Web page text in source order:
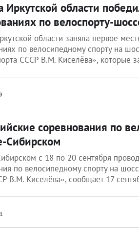
Иркутской области
по велоспорту-
области заняла первое
по велосипедному спорту на
СССР В.М. Киселёва», которые
соревнования по
Сибирском
с 18 по 20 сентября
по велосипедному спорту на
В.М. Киселёва», сообщает 17